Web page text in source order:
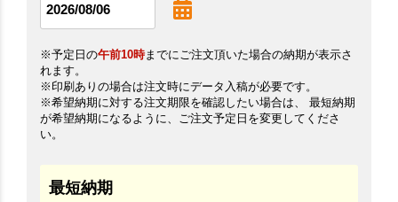
※予定日の午前10時までにご注文頂いた場合の納期が表示さ
れます。
※印刷ありの場合は注文時にデータ入稿が必要です。
※希望納期に対する注文期限を確認したい場合は、 最短納期
が希望納期になるように、ご注文予定日を変更してくださ
い。
最短納期